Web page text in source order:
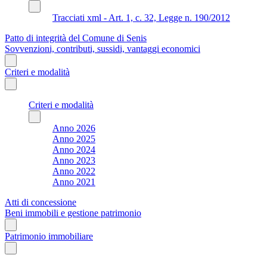
Tracciati xml - Art. 1, c. 32, Legge n. 190/2012
Patto di integrità del Comune di Senis
Sovvenzioni, contributi, sussidi, vantaggi economici
Criteri e modalità
Criteri e modalità
Anno 2026
Anno 2025
Anno 2024
Anno 2023
Anno 2022
Anno 2021
Atti di concessione
Beni immobili e gestione patrimonio
Patrimonio immobiliare